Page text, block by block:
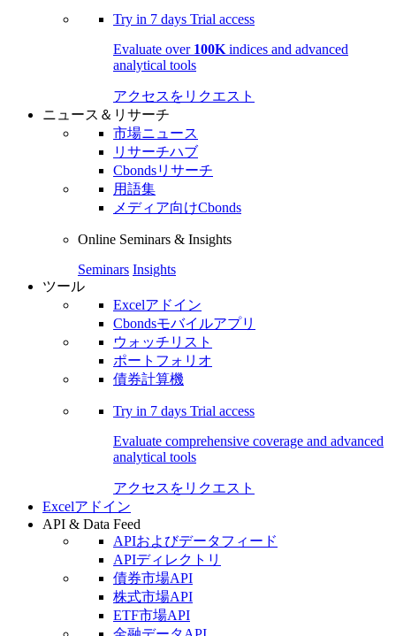
Try in 7 days Trial access
Evaluate over 100K indices and advanced
analytical tools
アクセスをリクエスト
ニュース＆リサーチ
市場ニュース
リサーチハブ
Cbondsリサーチ
用語集
メディア向けCbonds
Online Seminars & Insights
Seminars Insights
ツール
Excelアドイン
Cbondsモバイルアプリ
ウォッチリスト
ポートフォリオ
債券計算機
Try in 7 days Trial access
Evaluate comprehensive coverage and advanced
analytical tools
アクセスをリクエスト
Excelアドイン
API & Data Feed
APIおよびデータフィード
APIディレクトリ
債券市場API
株式市場API
ETF市場API